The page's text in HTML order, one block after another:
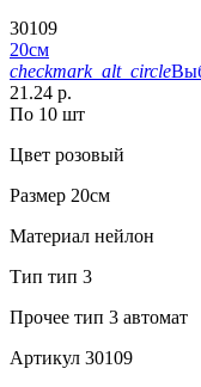
30109
20см
checkmark_alt_circle
21.24 р.
По 10 шт
Цвет розовый
Размер 20см
Материал нейлон
Тип тип 3
Прочее тип 3 автомат
Артикул 30109